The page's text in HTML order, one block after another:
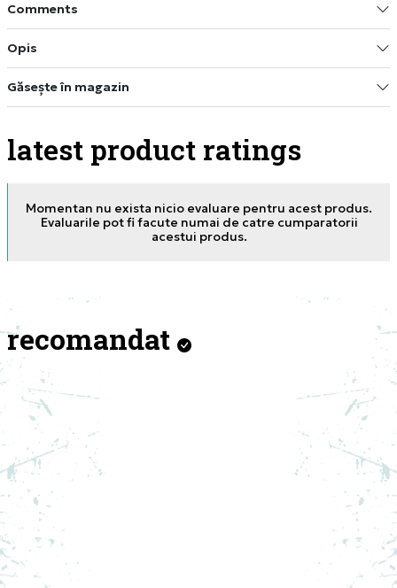
Comments
Opis
Găsește în magazin
latest product ratings
Momentan nu exista nicio evaluare pentru acest produs.
Evaluarile pot fi facute numai de catre cumparatorii
acestui produs.
recomandat